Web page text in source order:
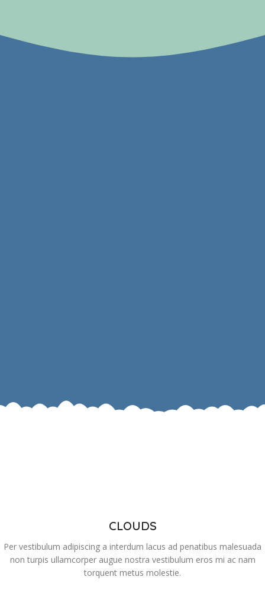
CLOUDS
Per vestibulum adipiscing a interdum lacus ad penatibus malesuada
non turpis ullamcorper augue nostra vestibulum eros mi ac nam
torquent metus molestie.